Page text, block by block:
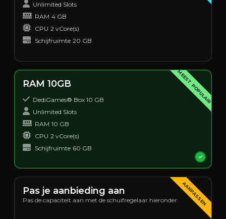
Unlimited Slots
RAM 4 GB
CPU 2 vCore(s)
Schijfruimte 20 GB
MEEST POPULAIR
RAM 10GB
DediGames® Box 10 GB
Unlimited Slots
RAM 10 GB
CPU 2 vCore(s)
Schijfruimte 60 GB
AANPASSEN
Pas je aanbieding aan
Pas de capaciteit aan met de schuifregelaar hieronder.